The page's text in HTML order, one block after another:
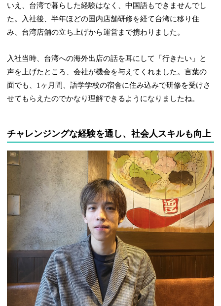
いえ、台湾で暮らした経験はなく、中国語もできませんでし
た。入社後、半年ほどの国内店舗研修を経て台湾に移り住
み、台湾店舗の立ち上げから運営まで携わりました。
入社当時、台湾への海外出店の話を耳にして「行きたい」と
声を上げたところ、会社が機会を与えてくれました。言葉の
面でも、1ヶ月間、語学学校の宿舎に住み込みで研修を受けさ
せてもらえたのでかなり理解できるようになりましたね。
チャレンジングな経験を通し、社会人スキルも向上